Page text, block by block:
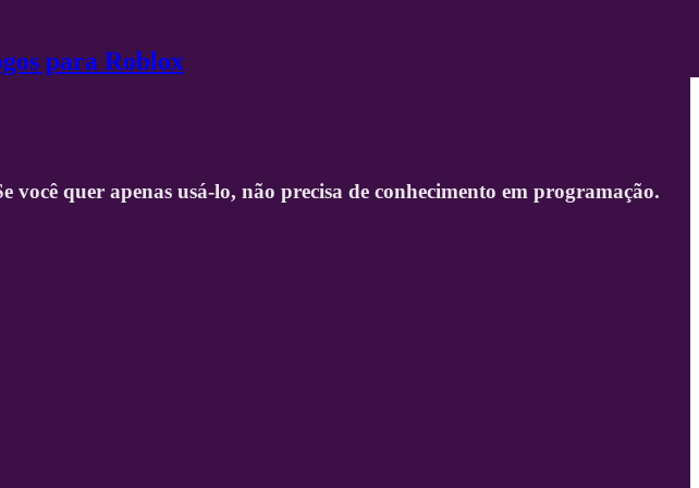
para Roblox
quer apenas usá-lo, não precisa de conhecimento em programação.